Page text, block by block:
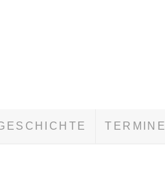
TERMINE